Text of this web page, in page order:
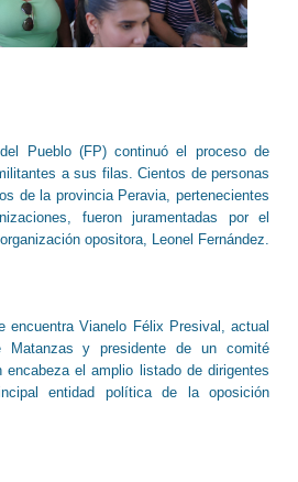
Pueblo (FP) continuó el proceso de
a sus filas. Cientos de personas
de la provincia Peravia, pertenecientes
fueron juramentadas por el
opositora, Leonel Fernández.
encuentra Vianelo Félix Presival, actual
Matanzas y presidente de un comité
encabeza el amplio listado de dirigentes
entidad política de la oposición